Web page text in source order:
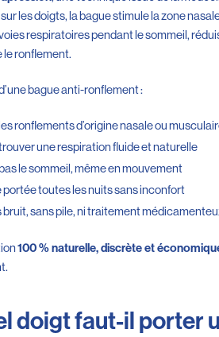
les doigts, la bague stimule la zone
respiratoires pendant le sommeil,
ronflement.
bague anti-ronflement :
ronflements d’origine nasale ou
une respiration fluide et naturelle
le sommeil, même en mouvement
toutes les nuits sans inconfort
sans pile, ni traitement
100 % naturelle, discrète et
doigt faut-il porter